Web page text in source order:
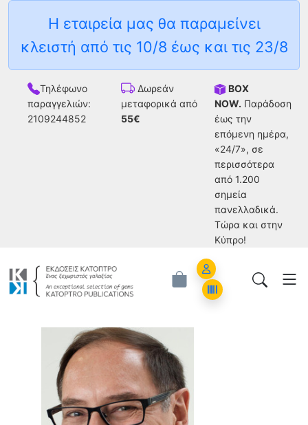
Η εταιρεία μας θα παραμείνει
κλειστή από τις 10/8 έως και τις 23/8
Τηλέφωνο
παραγγελιών:
2109244852
Δωρεάν
μεταφορικά από
55€
BOX
NOW. Παράδοση
έως την
επόμενη ημέρα,
«24/7», σε
περισσότερα
από 1.200
σημεία
πανελλαδικά.
Tώρα και στην
Κύπρο!
Account
Orders
James Kakalios